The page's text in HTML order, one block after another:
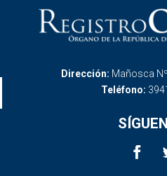
Dirección: Mañosca
Teléfono: